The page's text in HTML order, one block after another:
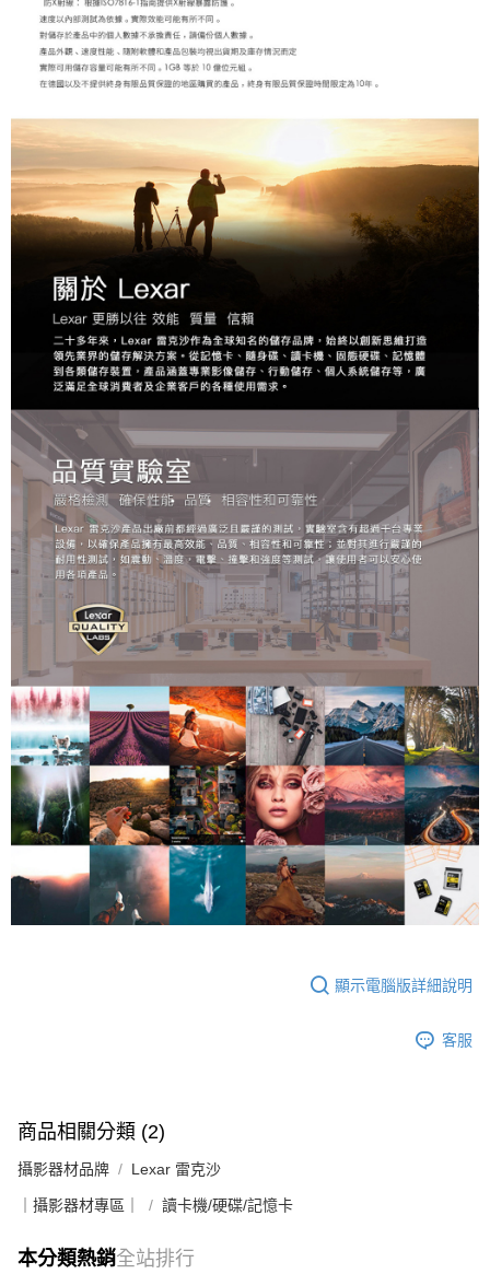
顯示電腦版詳細說明
客服
商品相關分類 (2)
攝影器材品牌 Lexar 雷克沙
｜攝影器材專區｜ 讀卡機/硬碟/記憶卡
本分類熱銷全站排行